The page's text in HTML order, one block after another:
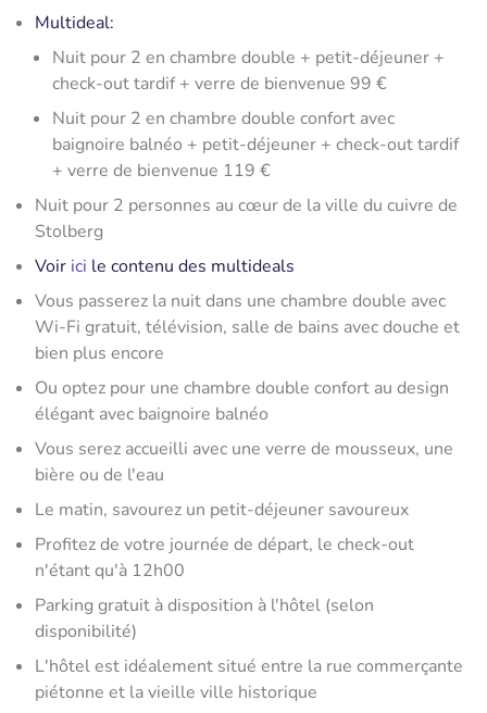
Multideal:
Nuit pour 2 en chambre double + petit-déjeuner +
check-out tardif + verre de bienvenue 99 €
Nuit pour 2 en chambre double confort avec
baignoire balnéo + petit-déjeuner + check-out tardif
+ verre de bienvenue 119 €
Nuit pour 2 personnes au cœur de la ville du cuivre de
Stolberg
Voir ici le contenu des multideals
Vous passerez la nuit dans une chambre double avec
Wi-Fi gratuit, télévision, salle de bains avec douche et
bien plus encore
Ou optez pour une chambre double confort au design
élégant avec baignoire balnéo
Vous serez accueilli avec une verre de mousseux, une
bière ou de l'eau
Le matin, savourez un petit-déjeuner savoureux
Profitez de votre journée de départ, le check-out
n'étant qu'à 12h00
Parking gratuit à disposition à l'hôtel (selon
disponibilité)
L'hôtel est idéalement situé entre la rue commerçante
piétonne et la vieille ville historique